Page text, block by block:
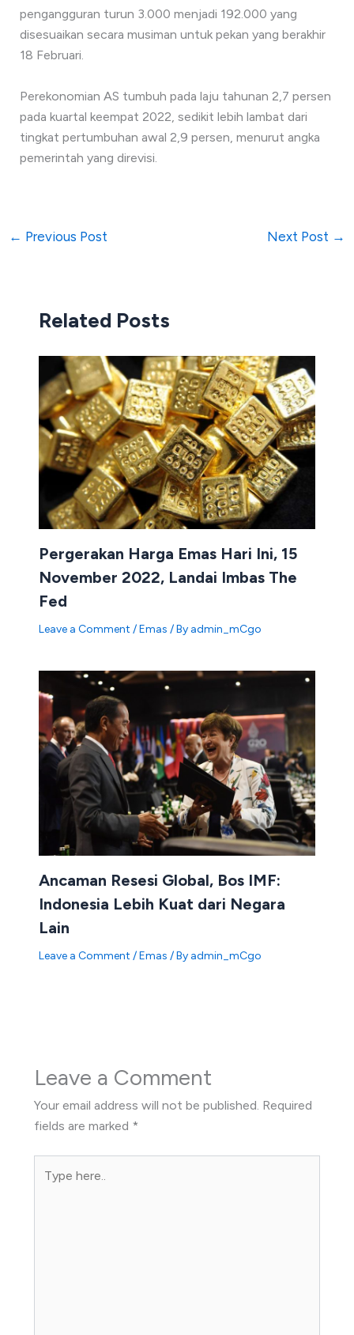
pengangguran turun 3.000 menjadi 192.000 yang
disesuaikan secara musiman untuk pekan yang berakhir
18 Februari.
Perekonomian AS tumbuh pada laju tahunan 2,7 persen
pada kuartal keempat 2022, sedikit lebih lambat dari
tingkat pertumbuhan awal 2,9 persen, menurut angka
pemerintah yang direvisi.
← Previous Post Next Post →
Related Posts
Pergerakan Harga Emas Hari Ini, 15
November 2022, Landai Imbas The
Fed
Leave a Comment /Emas / By admin_mCgo
Ancaman Resesi Global, Bos IMF:
Indonesia Lebih Kuat dari Negara
Lain
Leave a Comment /Emas / By admin_mCgo
Leave a Comment
Your email address will not be published. Required
fields are marked *
here..